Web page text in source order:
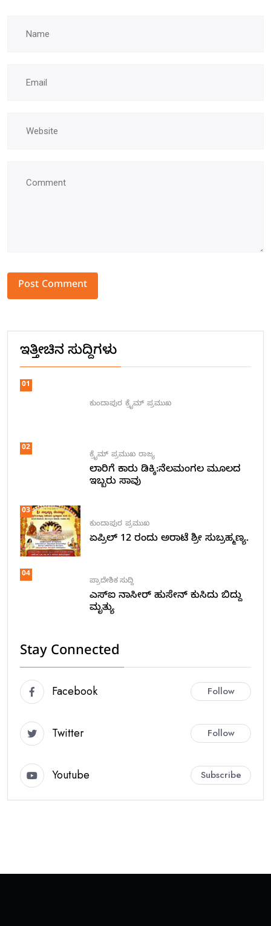
ಇತ್ತೀಚಿನ ಸುದ್ದಿಗಳು
01
ಕುಂದಾಪುರ ಕ್ರೈಮ್ ಪ್ರಮುಖ
02
ಕ್ರೈಮ್ ಪ್ರಮುಖ ರಾಜ್ಯ
ಲಾರಿಗೆ ಕಾರು ಡಿಕ್ಕಿ:ನೆಲಮಂಗಲ ಮೂಲದ
ಇಬ್ಬರು ಸಾವು
03
ಕುಂದಾಪುರ ಪ್ರಮುಖ
ಏಪ್ರಿಲ್ 12 ರಂದು ಅರಾಟೆ ಶ್ರೀ ಸುಬ್ರಹ್ಮಣ್ಯ.
04
ಪ್ರಾದೇಶಿಕ ಸುದ್ದಿ
ಎಸ್ಐ ನಾಸೀರ್ ಹುಸೇನ್ ಕುಸಿದು ಬಿದ್ದು
ಮೃತ್ಯು
Stay Connected
Facebook Follow
Twitter Follow
Youtube Subscribe